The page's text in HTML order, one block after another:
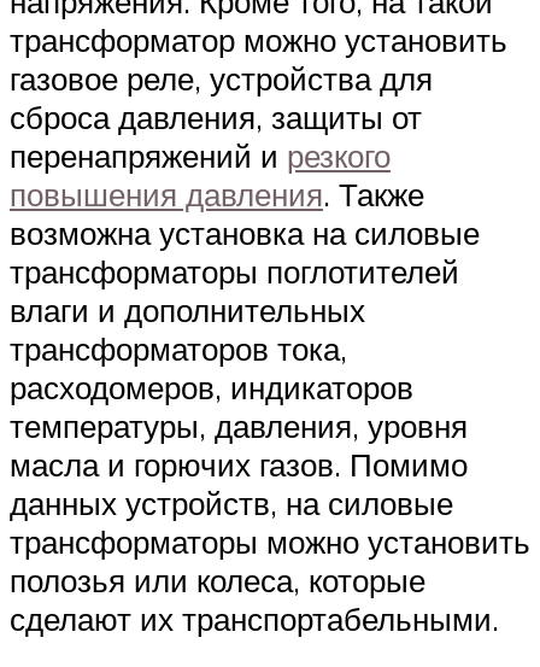
трансформатор можно установить
газовое реле, устройства для
сброса давления, защиты от
перенапряжений и резкого
повышения давления. Также
возможна установка на силовые
трансформаторы поглотителей
влаги и дополнительных
трансформаторов тока,
расходомеров, индикаторов
температуры, давления, уровня
масла и горючих газов. Помимо
данных устройств, на силовые
трансформаторы можно установить
полозья или колеса, которые
сделают их транспортабельными.